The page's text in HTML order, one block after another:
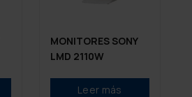
MONITORES SONY
LMD 2110W
Leer más